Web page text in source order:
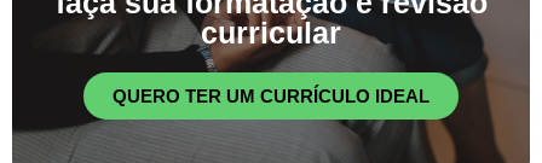
curricular
QUERO TER UM CURRÍCULO IDEAL